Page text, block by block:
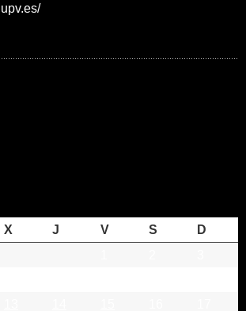
X J V S
D